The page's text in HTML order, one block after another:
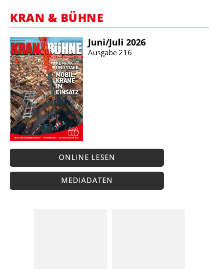
KRAN & BÜHNE
Juni/​Juli 2026
Ausgabe 216
ONLINE LESEN
MEDIADATEN